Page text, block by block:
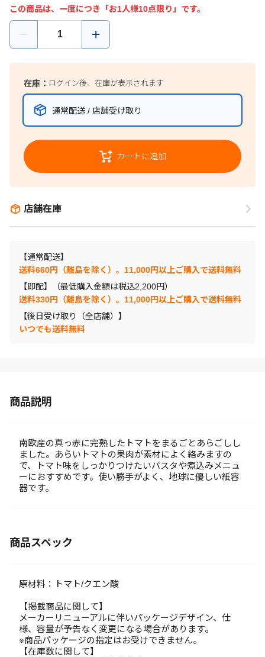
この商品は、一度につき「お1人様10点限り」です。
在庫： ログイン後、在庫が表示されます
通常配送 / 店舗受け取り
カートに追加
店舗在庫
【通常配送】
送料660円（離島を除く）。11,000円以上ご購入で送料無料
【即配】（最低購入金額は税込2,200円）
送料330円（離島を除く）。11,000円以上ご購入で送料無料
【後日受け取り（全店舗）】
いつでも送料無料
商品説明
南欧産の真っ赤に完熟したトマトをまるごとあらごしし
ました。あらいトマトの果肉が素材によく絡みますの
で、トマト味をしっかりつけたいパスタや煮込みメニュ
ーにおすすめです。使い勝手がよく、地球に優しい紙容
器です。
商品スペック
原材料：トマト/クエン酸
【掲載商品に関して】
メーカーリニューアルに伴いパッケージデザイン、仕
様、容量が予告なく変更になる場合があります。
※商品パッケージの指定はお受けできません。
【在庫数に関して】